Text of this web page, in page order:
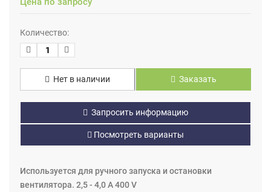
Количество:
Нет в наличии Заказать
Запросить информацию
Посмотреть варианты
Используется для ручного запуска и остановки
вентилятора. 2,5 - 4,0 А 400 V